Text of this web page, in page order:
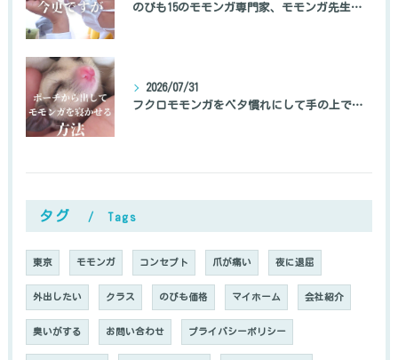
のびも15のモモンガ専門家、モモンガ先生の自己紹介
2026/07/31
フクロモモンガをベタ慣れにして手の上で寝かせる方法
タグ Tags
東京 モモンガ コンセプト 爪が痛い 夜に退屈
外出したい クラス のびも価格 マイホーム 会社紹介
臭いがする お問い合わせ プライバシーポリシー